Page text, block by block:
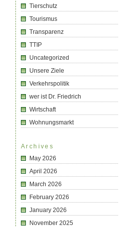
Tierschutz
Tourismus
Transparenz
TTIP
Uncategorized
Unsere Ziele
Verkehrspolitik
wer ist Dr. Friedrich
Wirtschaft
Wohnungsmarkt
Archives
May 2026
April 2026
March 2026
February 2026
January 2026
November 2025